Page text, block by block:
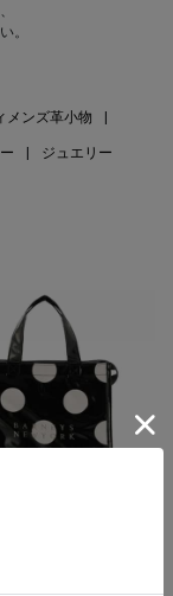
。
メンズ革小物
ジュエリー